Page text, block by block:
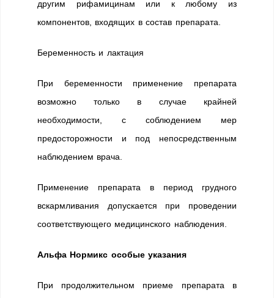
другим рифамицинам или к любому из
компонентов, входящих в состав препарата.
Беременность и лактация
При беременности применение препарата
возможно только в случае крайней
необходимости, с соблюдением мер
предосторожности и под непосредственным
наблюдением врача.
Применение препарата в период грудного
вскармливания допускается при проведении
соответствующего медицинского наблюдения.
Альфа Нормикс особые указания
При продолжительном приеме препарата в